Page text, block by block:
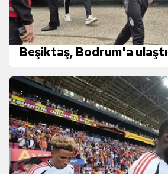
Beşiktaş, Bodrum'a ulaştı